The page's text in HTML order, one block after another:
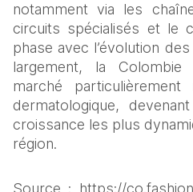
notamment via les
circuits spécialisés et le
phase avec l’évolution
largement, la Colombie
marché particulièrement
dermatologique,
croissance les plus
région.